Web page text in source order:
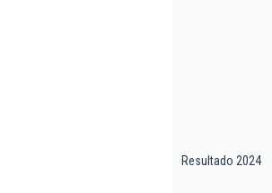
Resultado 2024